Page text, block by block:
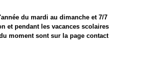
du mardi au dimanche et 7/7
et pendant les vacances scolaires
moment sont sur la page contact